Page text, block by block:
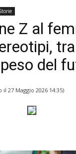
Z al
del
il 27 Maggio 2026 14:35)